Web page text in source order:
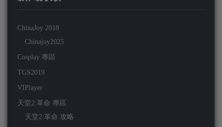
ChinaJoy 2018
Chinajoy2025
Cosplay 專區
TGS2019
VIPlayer
天堂2:革命 專區
天堂2:革命 攻略